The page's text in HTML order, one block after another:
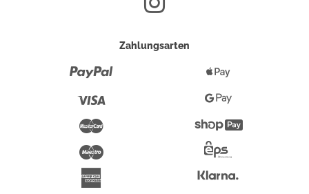
Zahlungsarten
Maestro
Pay
Google
Pay
Überweisung